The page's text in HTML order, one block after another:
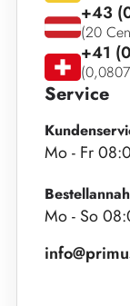
Service
Mo - Fr
Mo - So
+43
(20
+41